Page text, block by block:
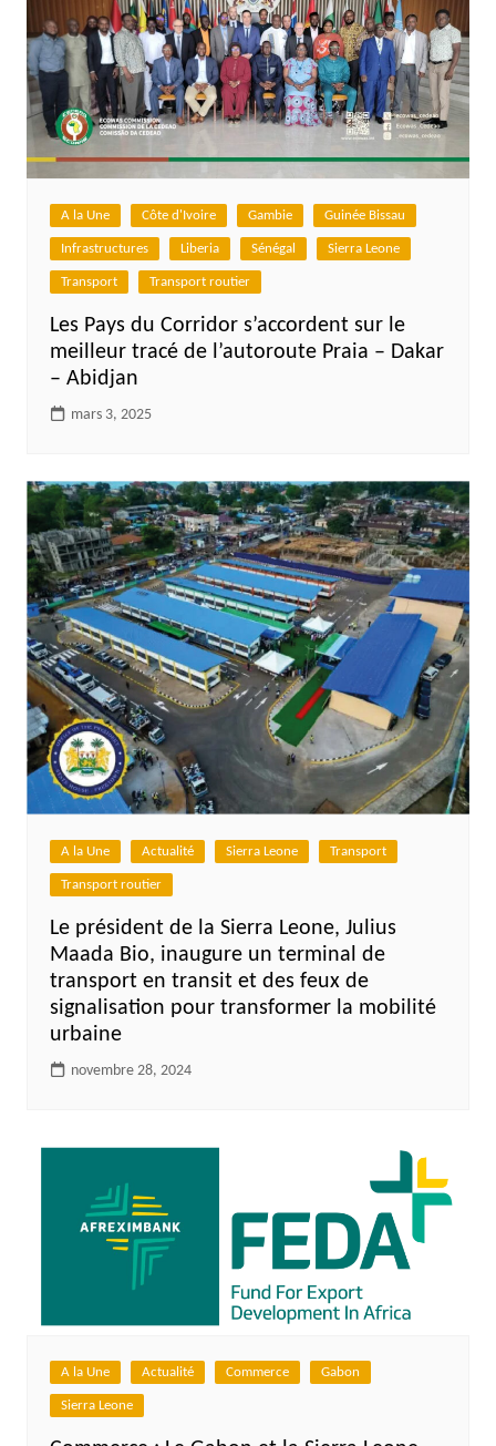
A la Une Côte d'Ivoire Gambie Guinée Bissau
Infrastructures Liberia Sénégal Sierra Leone
Transport Transport routier
Les Pays du Corridor s’accordent sur le
meilleur tracé de l’autoroute Praia – Dakar
– Abidjan
mars 3, 2025
A la Une Actualité Sierra Leone Transport
Transport routier
Le président de la Sierra Leone, Julius
Maada Bio, inaugure un terminal de
transport en transit et des feux de
signalisation pour transformer la mobilité
urbaine
novembre 28, 2024
A la Une Actualité Commerce Gabon
Sierra Leone